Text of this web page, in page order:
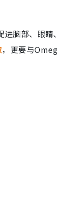
进脑部、眼睛
，更要与